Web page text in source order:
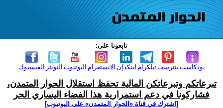
تابعونا على:
الفيسبوك التويتر اليوتيوب الانستغرام لينكدإن تيلكرامبنترست بودكاست
تبرعاتكم وتبرعاتكن المالية تحفظ استقلال الحوار المتمدن،
فشاركونا في دعم استمرارية هذا الفضاء اليساري الحر
[اشترك في قناة ‫«الحوار المتمدن» على اليوتيوب]